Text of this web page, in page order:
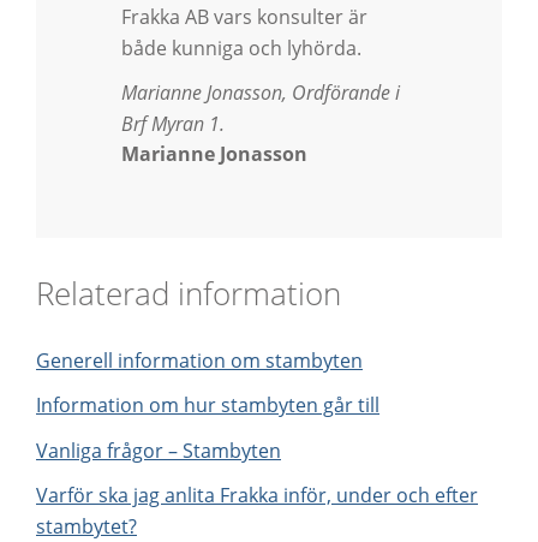
Frakka AB vars konsulter är
både kunniga och lyhörda.
Marianne Jonasson, Ordförande i
Brf Myran 1.
Marianne Jonasson
Relaterad information
Generell information om stambyten
Information om hur stambyten går till
Vanliga frågor – Stambyten
Varför ska jag anlita Frakka inför, under och efter
stambytet?